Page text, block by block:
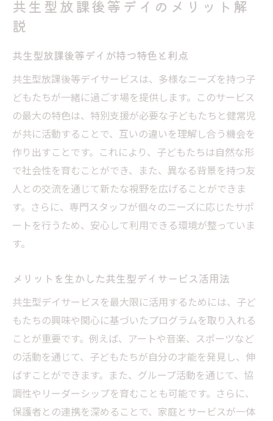
共生型放課後等デイのメリット解
説
共生型放課後等デイが持つ特色と利点
共生型放課後等デイサービスは、多様なニーズを持つ子
どもたちが一緒に過ごす場を提供します。このサービス
の最大の特色は、特別支援が必要な子どもたちと健常児
が共に活動することで、互いの違いを理解し合う機会を
作り出すことです。これにより、子どもたちは自然な形
で社会性を育むことができ、また、異なる背景を持つ友
人との交流を通じて新たな視野を広げることができま
す。さらに、専門スタッフが個々のニーズに応じたサポ
ートを行うため、安心して利用できる環境が整っていま
す。
メリットを生かした共生型デイサービス活用法
共生型デイサービスを最大限に活用するためには、子ど
もたちの興味や関心に基づいたプログラムを取り入れる
ことが重要です。例えば、アートや音楽、スポーツなど
の活動を通じて、子どもたちが自分の才能を発見し、伸
ばすことができます。また、グループ活動を通じて、協
調性やリーダーシップを育むことも可能です。さらに、
保護者との連携を深めることで、家庭とサービスが一体